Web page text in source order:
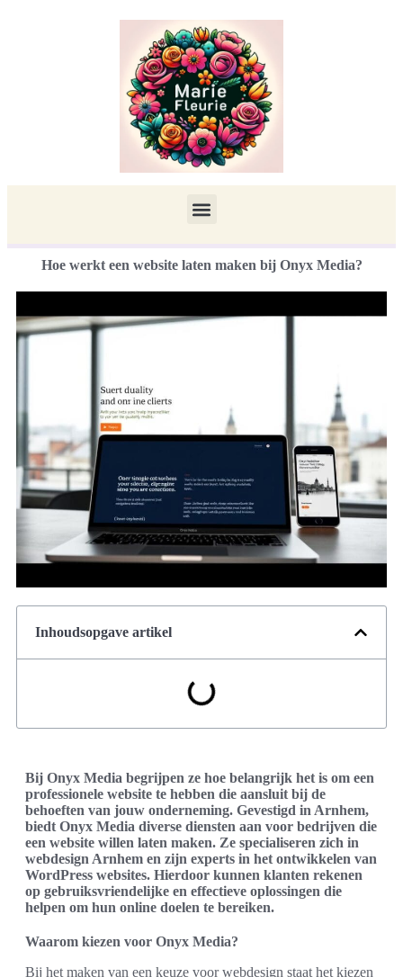
Hoe werkt een website laten maken bij Onyx Media?
Inhoudsopgave artikel
Bij Onyx Media begrijpen ze hoe belangrijk het is om een
professionele website te hebben die aansluit bij de
behoeften van jouw onderneming. Gevestigd in Arnhem,
biedt Onyx Media diverse diensten aan voor bedrijven die
een website willen laten maken. Ze specialiseren zich in
webdesign Arnhem en zijn experts in het ontwikkelen van
WordPress websites. Hierdoor kunnen klanten rekenen
op gebruiksvriendelijke en effectieve oplossingen die
helpen om hun online doelen te bereiken.
Waarom kiezen voor Onyx Media?
Bij het maken van een keuze voor webdesign staat het kiezen